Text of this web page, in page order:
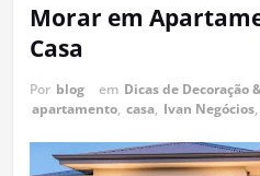
Morar em
Casa
Por blog em Dicas de Decoração
apartamento, casa, Ivan Negócios,